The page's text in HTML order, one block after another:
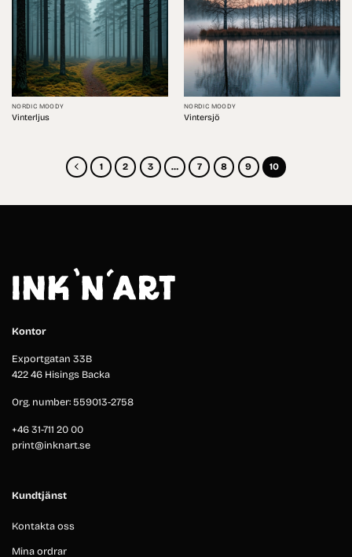
NORDIC MOODY
Vinterljus
NORDIC MOODY
Vintersjö
1 2 3 … 7 8 9 10
Kontor
Exportgatan 33B
422 46 Hisings Backa
Org. number: 559013-2758
+46 31-711 20 00
print@inknart.se
Kundtjänst
Kontakta oss
Mina ordrar